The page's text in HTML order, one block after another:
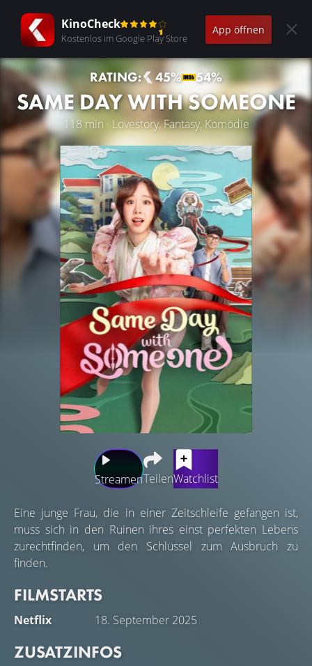
KinoCheck
Kostenlos im Google Play Store
App öffnen
RATING: 45% 54%
SAME DAY WITH SOMEONE
118 min · Lovestory, Fantasy, Komödie
StreamenTeilenWatchlist
Eine junge Frau, die in einer Zeitschleife gefangen ist,
muss sich in den Ruinen ihres einst perfekten Lebens
zurechtfinden, um den Schlüssel zum Ausbruch zu
finden.
FILMSTARTS
Netflix 18. September 2025
ZUSATZINFOS